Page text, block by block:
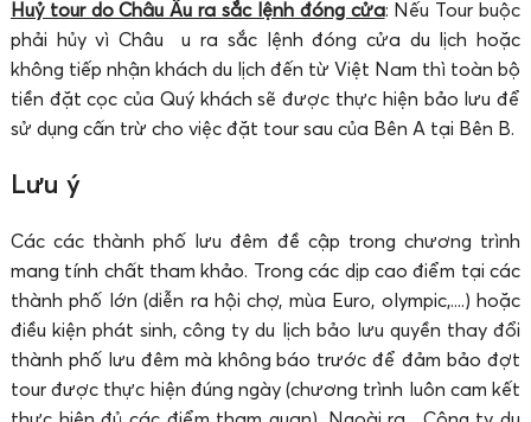
Huỷ tour do Châu Âu ra sắc lệnh đóng cửa: Nếu Tour buộc
phải hủy vì Châu u ra sắc lệnh đóng cửa du lịch hoặc
không tiếp nhận khách du lịch đến từ Việt Nam thì toàn bộ
tiền đặt cọc của Quý khách sẽ được thực hiện bảo lưu để
sử dụng cấn trừ cho việc đặt tour sau của Bên A tại Bên B.
Lưu ý
Các các thành phố lưu đêm đề cập trong chương trình
mang tính chất tham khảo. Trong các dịp cao điểm tại các
thành phố lớn (diễn ra hội chợ, mùa Euro, olympic,....) hoặc
điều kiện phát sinh, công ty du lịch bảo lưu quyền thay đổi
thành phố lưu đêm mà không báo trước để đảm bảo đợt
tour được thực hiện đúng ngày (chương trình luôn cam kết